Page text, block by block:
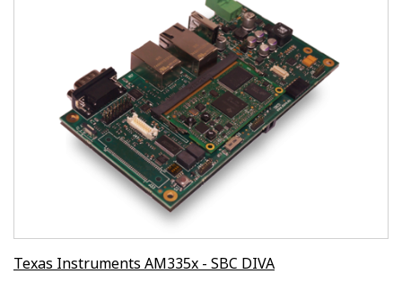
Texas Instruments AM335x - SBC DIVA